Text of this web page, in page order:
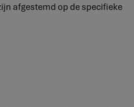
afgestemd op de specifieke